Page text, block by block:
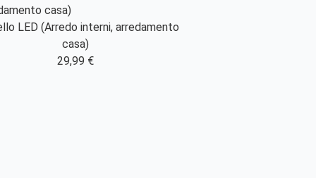
LED (Arredo interni, arredamento
casa)
29,99 €